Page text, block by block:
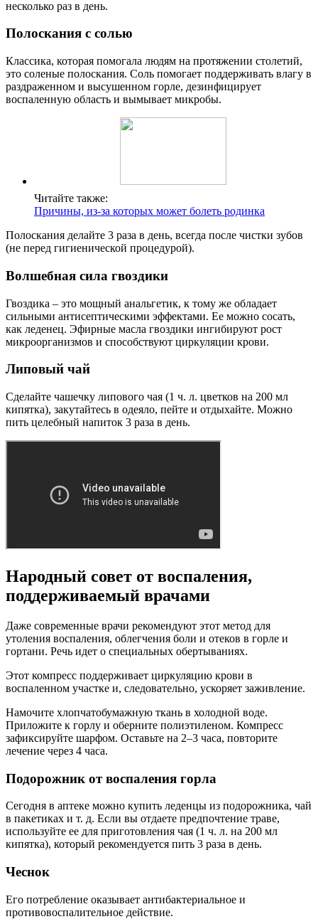
несколько раз в день.
Полоскания с солью
Классика, которая помогала людям на протяжении столетий,
это соленые полоскания. Соль помогает поддерживать влагу в
раздраженном и высушенном горле, дезинфицирует
воспаленную область и вымывает микробы.
Читайте также:
Причины, из-за которых может болеть родинка
Полоскания делайте 3 раза в день, всегда после чистки зубов
(не перед гигиенической процедурой).
Волшебная сила гвоздики
Гвоздика – это мощный анальгетик, к тому же обладает
сильными антисептическими эффектами. Ее можно сосать,
как леденец. Эфирные масла гвоздики ингибируют рост
микроорганизмов и способствуют циркуляции крови.
Липовый чай
Сделайте чашечку липового чая (1 ч. л. цветков на 200 мл
кипятка), закутайтесь в одеяло, пейте и отдыхайте. Можно
пить целебный напиток 3 раза в день.
Народный совет от воспаления,
поддерживаемый врачами
Даже современные врачи рекомендуют этот метод для
утоления воспаления, облегчения боли и отеков в горле и
гортани. Речь идет о специальных обертываниях.
Этот компресс поддерживает циркуляцию крови в
воспаленном участке и, следовательно, ускоряет заживление.
Намочите хлопчатобумажную ткань в холодной воде.
Приложите к горлу и оберните полиэтиленом. Компресс
зафиксируйте шарфом. Оставьте на 2–3 часа, повторите
лечение через 4 часа.
Подорожник от воспаления горла
Сегодня в аптеке можно купить леденцы из подорожника, чай
в пакетиках и т. д. Если вы отдаете предпочтение траве,
используйте ее для приготовления чая (1 ч. л. на 200 мл
кипятка), который рекомендуется пить 3 раза в день.
Чеснок
Его потребление оказывает антибактериальное и
противовоспалительное действие.